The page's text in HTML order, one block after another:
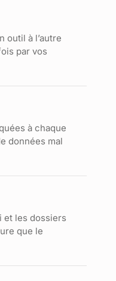
outil à l’autre
par vos
à chaque
données mal
et les dossiers
que le